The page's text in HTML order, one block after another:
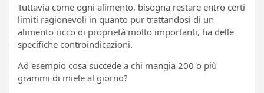
Tuttavia come ogni alimento, bisogna restare entro certi
limiti ragionevoli in quanto pur trattandosi di un
alimento ricco di proprietà molto importanti, ha delle
specifiche controindicazioni.
Ad esempio cosa succede a chi mangia 200 o più
grammi di miele al giorno?